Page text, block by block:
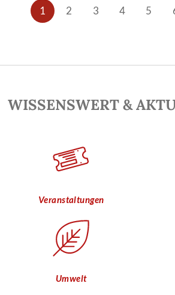
1 2 3 4 5
WISSENSWERT &
Veranstaltungen
Umwelt